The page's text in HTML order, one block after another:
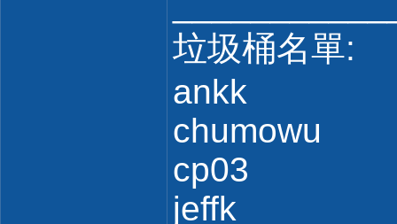
垃圾桶名單:
ankk
chumowu
cp03
jeffk